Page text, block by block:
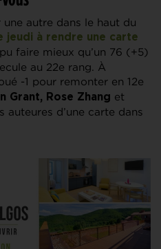
autre dans le haut du
jeudi à rendre une carte
pu faire mieux qu’un 76 (+5)
au 22e rang. À
-1 pour remonter en 12e
Grant, Rose Zhang et
auteures d’une carte dans